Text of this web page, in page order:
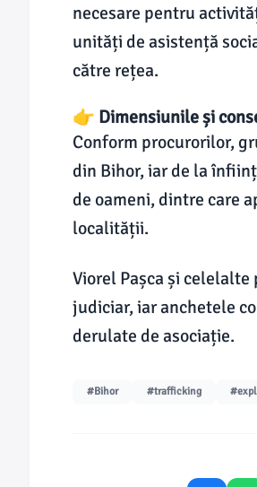
necesare pentru
unități de asistență
către rețea.
👉 Dimensiunile și
Conform procurorilor,
din Bihor, iar de la
de oameni, dintre care
localității.
Viorel Pașca și
judiciar, iar anchetele
derulate de asociație.
#Bihor #trafficking